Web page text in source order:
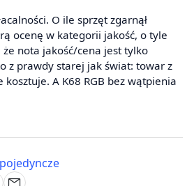
O ile sprzęt zgarnął
ocenę w kategorii jakość, o tyle
nota jakość/cena jest tylko
z prawdy starej jak świat: towar z
kosztuje. A K68 RGB bez wątpienia